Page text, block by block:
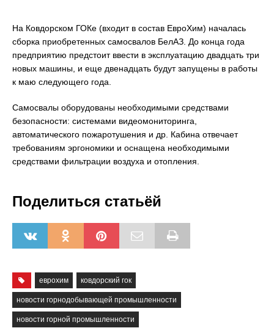
На Ковдорском ГОКе (входит в состав ЕвроХим) началась
сборка приобретенных самосвалов БелАЗ. До конца года
предприятию предстоит ввести в эксплуатацию двадцать три
новых машины, и еще двенадцать будут запущены в работы
к маю следующего года.
Самосвалы оборудованы необходимыми средствами
безопасности: системами видеомониторинга,
автоматического пожаротушения и др. Кабина отвечает
требованиям эргономики и оснащена необходимыми
средствами фильтрации воздуха и отопления.
Поделиться статьёй
еврохим ковдорский гок
новости горнодобывающей промышленности
новости горной промышленности